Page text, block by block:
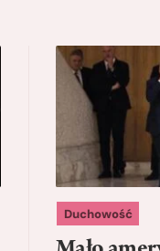
Duchowość